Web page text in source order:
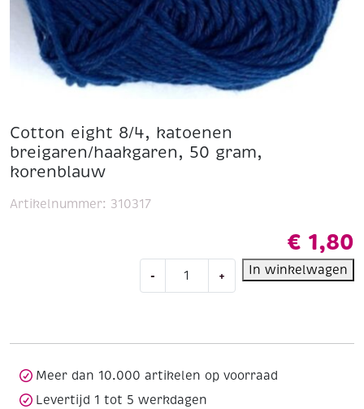
Cotton eight 8/4, katoenen
breigaren/haakgaren, 50 gram,
korenblauw
€ 1,80
-
gram,
korenblauw
+ In winkelwagen
Artikelnummer: 310317
Meer dan 10.000 artikelen op voorraad
Levertijd 1 tot 5 werkdagen